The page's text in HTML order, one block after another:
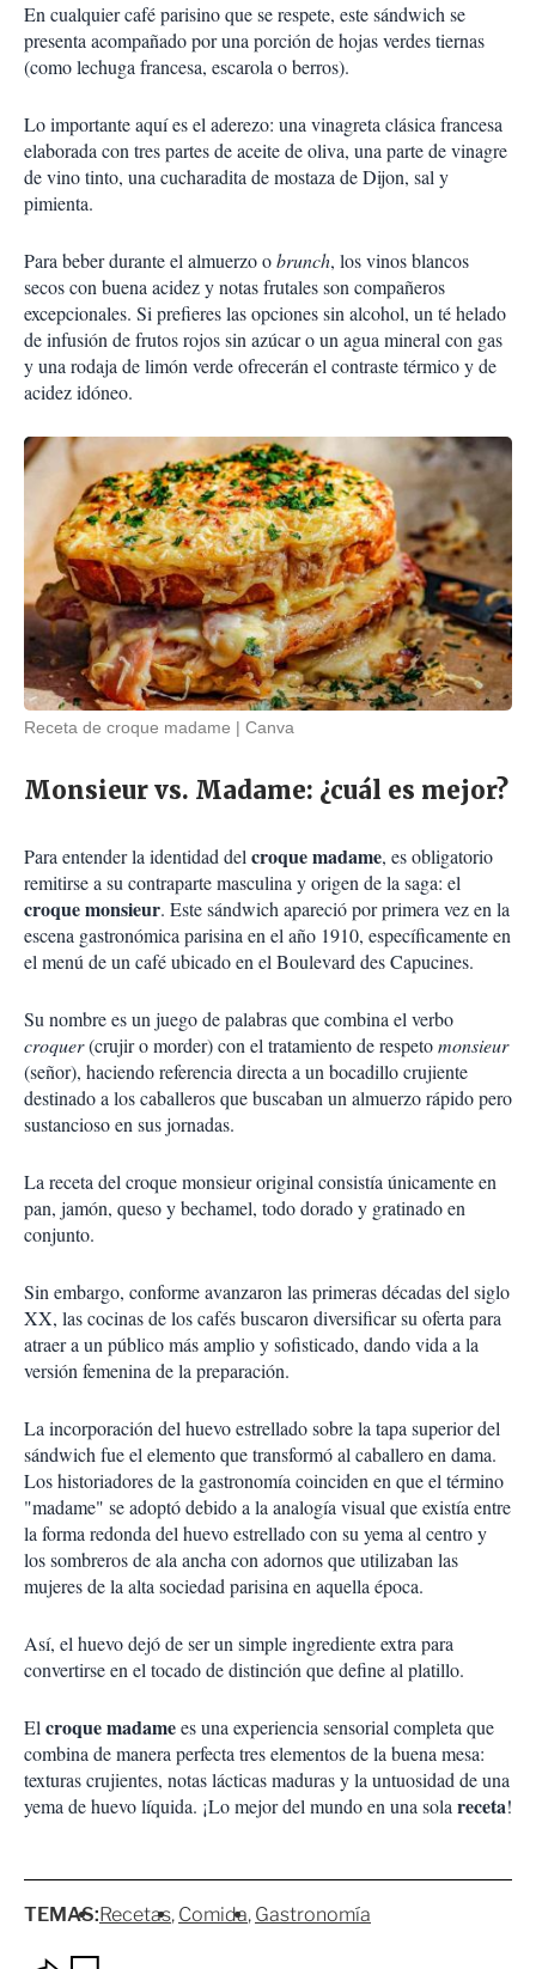
En cualquier café parisino que se respete, este sándwich se
presenta acompañado por una porción de hojas verdes tiernas
(como lechuga francesa, escarola o berros).
Lo importante aquí es el aderezo: una vinagreta clásica francesa
elaborada con tres partes de aceite de oliva, una parte de vinagre
de vino tinto, una cucharadita de mostaza de Dijon, sal y
pimienta.
Para beber durante el almuerzo obrunch, los vinos blancos
secos con buena acidez y notas frutales son compañeros
excepcionales. Si prefieres las opciones sin alcohol, un té helado
de infusión de frutos rojos sin azúcar o un agua mineral con gas
y una rodaja de limón verde ofrecerán el contraste térmico y de
acidez idóneo.
Receta de croque madame Canva
Monsieur vs. Madame: ¿cuál es mejor?
Para entender la identidad delcroque madame, es obligatorio
remitirse a su contraparte masculina y origen de la saga: el
croque monsieur. Este sándwich apareció por primera vez en la
escena gastronómica parisina en el año 1910, específicamente en
el menú de un café ubicado en el Boulevard des Capucines.
Su nombre es un juego de palabras que combina el verbo
croquer(crujir o morder) con el tratamiento de respetomonsieur
(señor), haciendo referencia directa a un bocadillo crujiente
destinado a los caballeros que buscaban un almuerzo rápido pero
sustancioso en sus jornadas.
La receta del croque monsieur original consistía únicamente en
pan, jamón, queso y bechamel, todo dorado y gratinado en
conjunto.
Sin embargo, conforme avanzaron las primeras décadas del siglo
XX, las cocinas de los cafés buscaron diversificar su oferta para
atraer a un público más amplio y sofisticado, dando vida a la
versión femenina de la preparación.
La incorporación del huevo estrellado sobre la tapa superior del
sándwich fue el elemento que transformó al caballero en dama.
Los historiadores de la gastronomía coinciden en que el término
"madame" se adoptó debido a la analogía visual que existía entre
la forma redonda del huevo estrellado con su yema al centro y
los sombreros de ala ancha con adornos que utilizaban las
mujeres de la alta sociedad parisina en aquella época.
Así, el huevo dejó de ser un simple ingrediente extra para
convertirse en el tocado de distinción que define al platillo.
Elcroque madamees una experiencia sensorial completa que
combina de manera perfecta tres elementos de la buena mesa:
texturas crujientes, notas lácticas maduras y la untuosidad de una
yema de huevo líquida. ¡Lo mejor del mundo en una solareceta!
TEMAS: Recetas Comida Gastronomía